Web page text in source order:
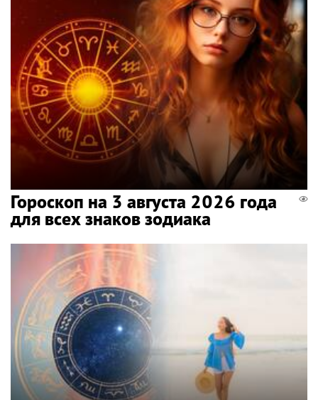
Гороскоп на 3 августа 2026 года
для всех знаков зодиака